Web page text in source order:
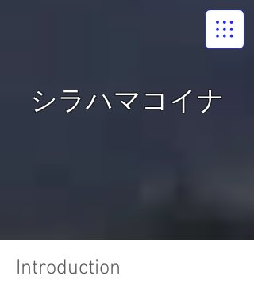
​シラハマコイナ
Introduction